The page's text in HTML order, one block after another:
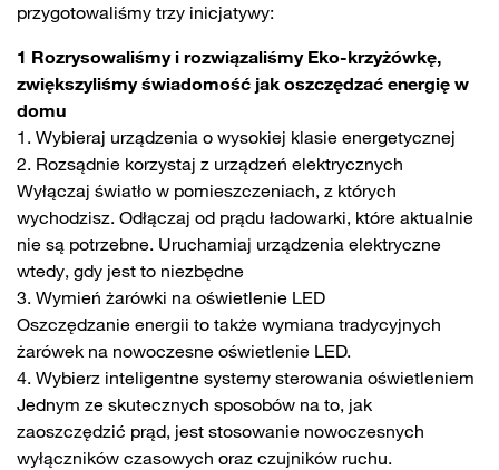
przygotowaliśmy trzy inicjatywy:
1 Rozrysowaliśmy i rozwiązaliśmy Eko-krzyżówkę,
zwiększyliśmy świadomość jak oszczędzać energię w
domu
1. Wybieraj urządzenia o wysokiej klasie energetycznej
2. Rozsądnie korzystaj z urządzeń elektrycznych
Wyłączaj światło w pomieszczeniach, z których
wychodzisz. Odłączaj od prądu ładowarki, które aktualnie
nie są potrzebne. Uruchamiaj urządzenia elektryczne
wtedy, gdy jest to niezbędne
3. Wymień żarówki na oświetlenie LED
Oszczędzanie energii to także wymiana tradycyjnych
żarówek na nowoczesne oświetlenie LED.
4. Wybierz inteligentne systemy sterowania oświetleniem
Jednym ze skutecznych sposobów na to, jak
zaoszczędzić prąd, jest stosowanie nowoczesnych
wyłączników czasowych oraz czujników ruchu.